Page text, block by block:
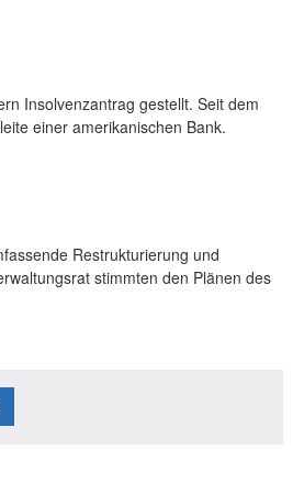
Insolvenzantrag gestellt. Seit dem
einer amerikanischen Bank.
Restrukturierung und
stimmten den Plänen des